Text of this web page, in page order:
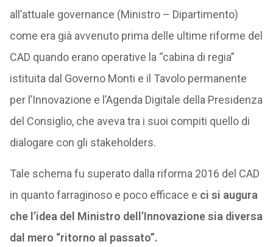
all’attuale governance (Ministro – Dipartimento)
come era già avvenuto prima delle ultime riforme del
CAD quando erano operative la “cabina di regia”
istituita dal Governo Monti e il Tavolo permanente
per l’Innovazione e l’Agenda Digitale della Presidenza
del Consiglio, che aveva tra i suoi compiti quello di
dialogare con gli stakeholders.
Tale schema fu superato dalla riforma 2016 del CAD
in quanto farraginoso e poco efficace e ci si augura
che l’idea del Ministro dell’Innovazione sia diversa
dal mero “ritorno al passato”.